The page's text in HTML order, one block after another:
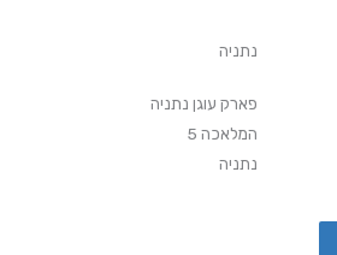
נתניה
פארק עוגן נתניה
המלאכה 5
נתניה